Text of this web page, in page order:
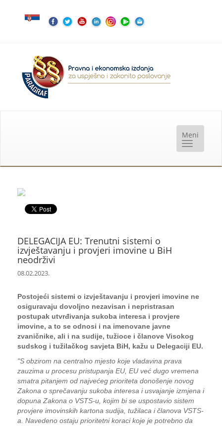
DELEGACIJA EU: Trenutni sistemi o
izvještavanju i provjeri imovine u BiH
neodrživi
08.02.2023.
Postojeći sistemi o izvještavanju i provjeri imovine ne
osiguravaju dovoljno nezavisan i nepristrasan
postupak utvrđivanja sukoba interesa i provjere
imovine, a to se odnosi i na imenovane javne
zvaničnike, ali i na sudije, tužioce i članove Visokog
sudskog i tužilačkog savjeta BiH, kažu u Delegaciji EU.
"S obzirom na centralno mjesto koje vladavina prava
zauzima u procesu pristupanja EU, EU već dugo vremena
smatra pitanjem od najvećeg prioriteta donošenje novog
Zakona o sprečavanju sukoba interesa i usvajanje izmjena i
dopuna Zakona o VSTS-u, kojim bi se uspostavio sistem
provjere imovinskih kartona sudija, tužilaca i članova VSTS-
a. Navedeno ostaju prioritetni koraci koje je potrebno da